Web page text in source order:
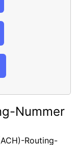
Nummer
Routing-